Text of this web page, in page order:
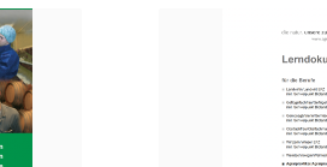
Nous
und
Agrarpraktiker /
EBA –
Landwirtschaft –
Spezialkulturen Die